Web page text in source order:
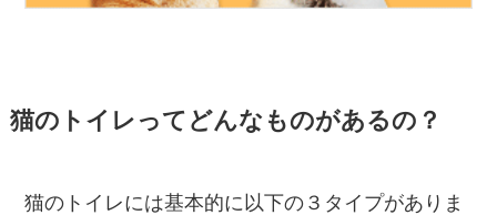
猫のトイレってどんなものがあるの？
猫のトイレには基本的に以下の３タイプがありま